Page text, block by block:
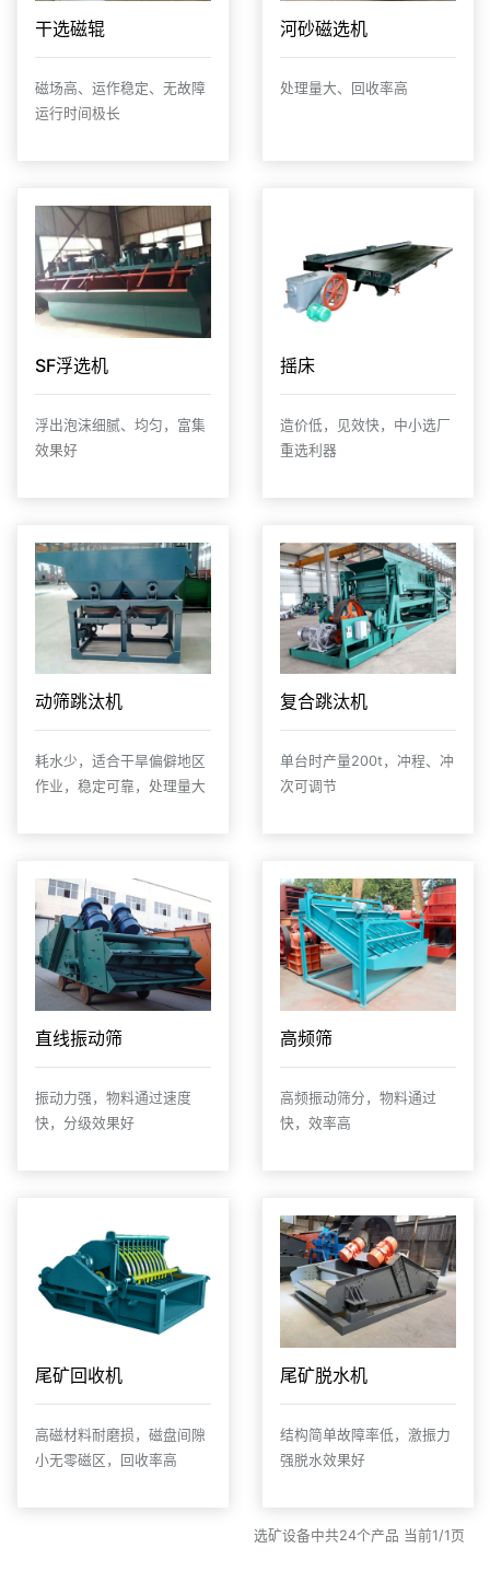
干选磁辊
磁场高、运作稳定、无故障
运行时间极长
河砂磁选机
处理量大、回收率高
SF浮选机
浮出泡沫细腻、均匀，富集
效果好
摇床
造价低，见效快，中小选厂
重选利器
动筛跳汰机
耗水少，适合干旱偏僻地区
作业，稳定可靠，处理量大
复合跳汰机
单台时产量200t，冲程、冲
次可调节
直线振动筛
振动力强，物料通过速度
快，分级效果好
高频筛
高频振动筛分，物料通过
快，效率高
尾矿回收机
高磁材料耐磨损，磁盘间隙
小无零磁区，回收率高
尾矿脱水机
结构简单故障率低，激振力
强脱水效果好
选矿设备中共24个产品 当前1/1页